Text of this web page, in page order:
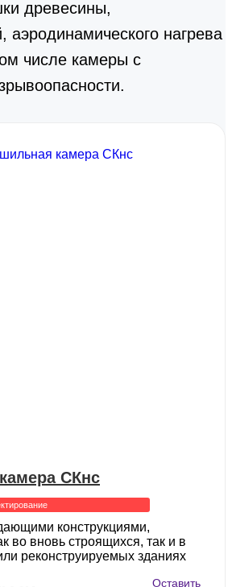
древесины,
аэродинамического нагрева
числе камеры с
СКнс
конструкциями,
во вновь строящихся, так и в
реконструируемых зданиях
Оставить